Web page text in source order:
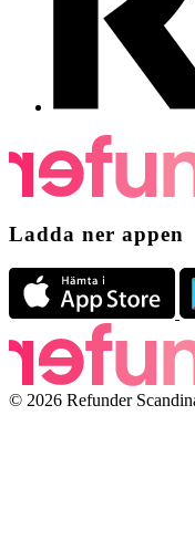
Ladda ner appen
© 2026 Refunder